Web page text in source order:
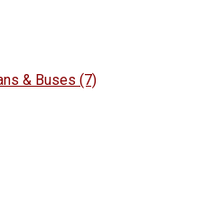
& Buses (7)